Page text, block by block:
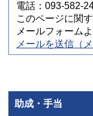
電話：093-582-
このページに関
メールフォーム
メールを送信（
助成・手当